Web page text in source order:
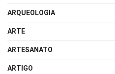
ARQUEOLOGIA
ARTE
ARTESANATO
ARTIGO